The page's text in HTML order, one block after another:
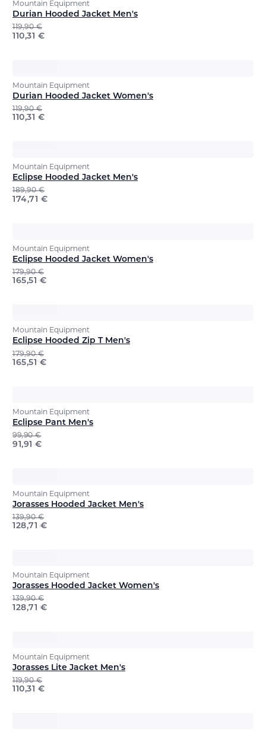
Mountain Equipment
Durian Hooded Jacket Men's
119,90€
110,31 €
Mountain Equipment
Durian Hooded Jacket Women's
119,90€
110,31 €
Mountain Equipment
Eclipse Hooded Jacket Men's
189,90€
174,71 €
Mountain Equipment
Eclipse Hooded Jacket Women's
179,90€
165,51 €
Mountain Equipment
Eclipse Hooded Zip T Men's
179,90€
165,51 €
Mountain Equipment
Eclipse Pant Men's
99,90€
91,91 €
Mountain Equipment
Jorasses Hooded Jacket Men's
139,90€
128,71 €
Mountain Equipment
Jorasses Hooded Jacket Women's
139,90€
128,71 €
Mountain Equipment
Jorasses Lite Jacket Men's
119,90€
110,31 €